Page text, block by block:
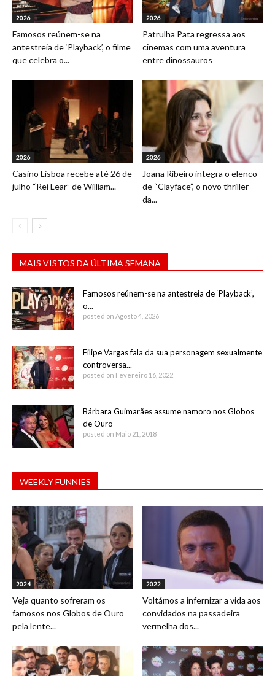
2026
Famosos reúnem-se na
antestreia de ‘Playback’, o filme
que celebra o...
2026
Patrulha Pata regressa aos
cinemas com uma aventura
entre dinossauros
2026
Casino Lisboa recebe até 26 de
julho “Rei Lear” de William...
2026
Joana Ribeiro integra o elenco
de “Clayface”, o novo thriller
da...
MAIS VISTOS DA ÚLTIMA SEMANA
Famosos reúnem-se na antestreia de ‘Playback’,
o...
posted on Agosto 4, 2026
Filipe Vargas fala da sua personagem sexualmente
controversa...
posted on Fevereiro 16, 2022
Bárbara Guimarães assume namoro nos Globos
de Ouro
posted on Maio 21, 2018
WEEKLY FUNNIES
2024
Veja quanto sofreram os
famosos nos Globos de Ouro
pela lente...
2022
Voltámos a infernizar a vida aos
convidados na passadeira
vermelha dos...